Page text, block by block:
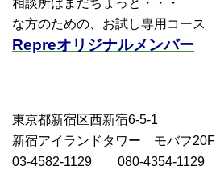
相談所はまだちょっと・・・
な方のための、お試し専用コース
Repreオリジナルメンバー
東京都新宿区西新宿6-5-1
新宿アイランドタワー モバフ20F
03-4582-1129 080-4354-1129